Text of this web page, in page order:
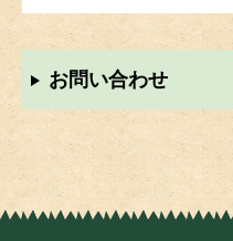
お問い合わせ